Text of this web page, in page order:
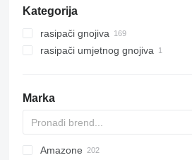
Kategorija
rasipači gnojiva
nošeni rasipači
rasipači umjetnog gnojiva
Marka
Exacta
XPL
Amazone